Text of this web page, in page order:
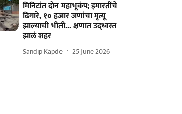
मिनिटांत दोन महाभूकंप; इमारतींचे
ढिगारे, १० हजार जणांचा मृत्यू
झाल्याची भीती... क्षणात उद्ध्वस्त
झालं शहर
Sandip Kapde 25 June 2026